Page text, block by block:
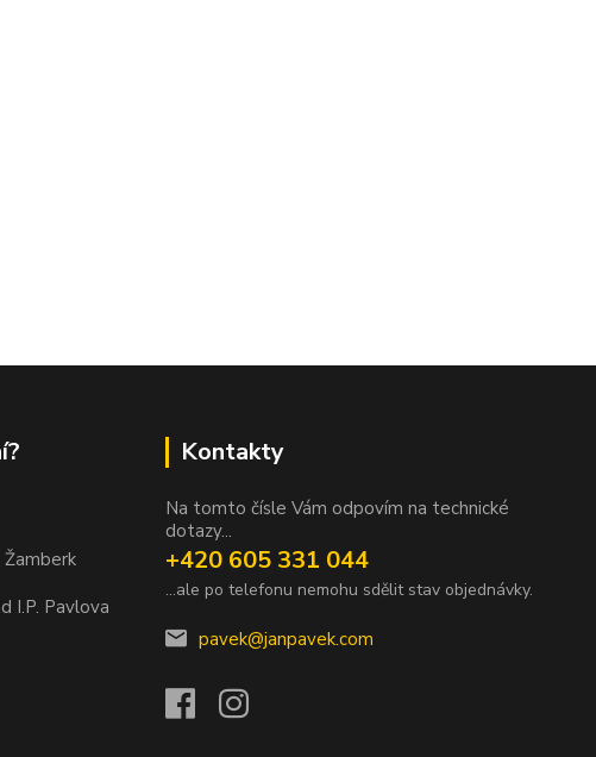
I.P. Pavlova
Kontakty
Na tomto čísle Vám odpovím na technické
dotazy...
+420 605 331 044
...ale po telefonu nemohu sdělit stav objednávky.
pavek@janpavek.com